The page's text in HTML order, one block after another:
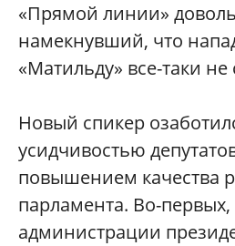
«Прямой линии»
намекнувший, что
«Матильду» все-таки не
Новый спикер
усидчивостью
повышением качества
парламента. Во-первых,
администрации